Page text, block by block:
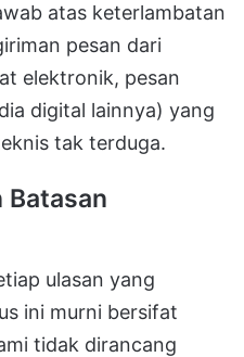
atas keterlambatan
pesan dari
elektronik, pesan
digital lainnya) yang
tak terduga.
Batasan
ulasan yang
ini murni bersifat
tidak dirancang